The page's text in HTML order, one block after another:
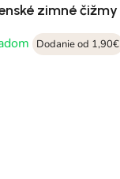
zimné čižmy
Dodanie od 1,90€